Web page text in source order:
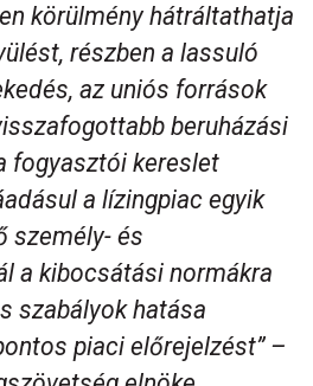
körülmény hátráltathatja
részben a lassuló
az uniós források
beruházási
fogyasztói kereslet
a lízingpiac egyik
személy- és
a kibocsátási normákra
szabályok hatása
piaci előrejelzést” –